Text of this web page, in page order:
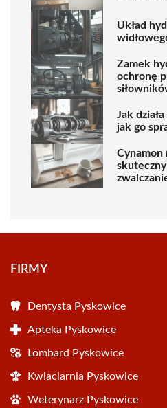
Układ
Zamek
ochronę
Jak
jak go
Cynamon
FIRMY
Dentysta Pyskowice
Apteka Pyskowice
Lombard Pyskowice
Kwiaciarnia Pyskowice
Weterynarz Pyskowice